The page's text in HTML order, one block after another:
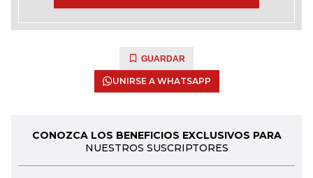
GUARDAR
UNIRSE A WHATSAPP
CONOZCA LOS BENEFICIOS EXCLUSIVOS PARA
NUESTROS SUSCRIPTORES